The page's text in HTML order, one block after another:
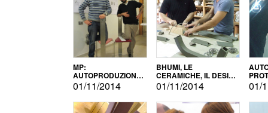
MP:
AUTOPRODUZIONE
E INNOVAZIONE
01/11/2014
BHUMI, LE
CERAMICHE, IL DESIGN
E L'AUTOPRODUZIONE
01/11/2014 01/